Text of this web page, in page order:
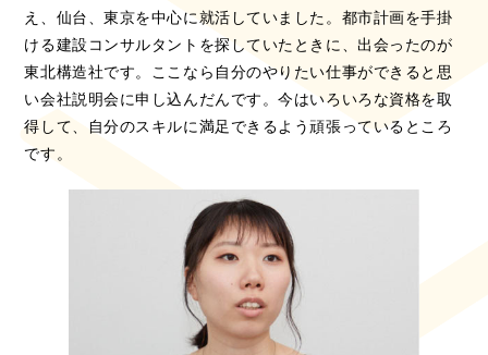
え、仙台、東京を中心に就活していました。都市計画を手掛
ける建設コンサルタントを探していたときに、出会ったのが
東北構造社です。ここなら自分のやりたい仕事ができると思
い会社説明会に申し込んだんです。今はいろいろな資格を取
得して、自分のスキルに満足できるよう頑張っているところ
です。